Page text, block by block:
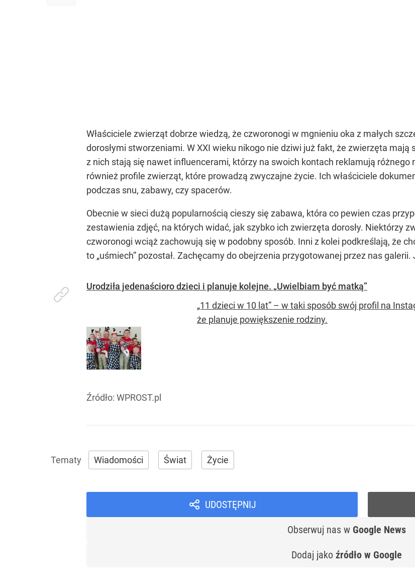
Właściciele zwierząt dobrze wiedzą, że czworonogi w mgnieniu oka z małych
dorosłymi stworzeniami. W XXI wieku nikogo nie dziwi już fakt, że zwierzęta
z nich stają się nawet influencerami, którzy na swoich kontach reklamują różnego
również profile zwierząt, które prowadzą zwyczajne życie. Ich właściciele
podczas snu, zabawy, czy spacerów.
Obecnie w sieci dużą popularnością cieszy się zabawa, która co pewien czas
zestawienia zdjęć, na których widać, jak szybko ich zwierzęta dorosły. Niektórzy
czworonogi wciąż zachowują się w podobny sposób. Inni z kolei podkreślają, że
to „uśmiech” pozostał. Zachęcamy do obejrzenia przygotowanej przez nas galerii.
Urodziła jedenaścioro dzieci i planuje kolejne. „Uwielbiam być matką”
„11 dzieci w 10 lat” – w taki sposób swój profil na
że planuje powiększenie rodziny.
Źródło: WPROST.pl
Wiadomości Świat Życie
UDOSTĘPNIJ
Obserwuj nas w Google News
Dodaj jako źródło w Google